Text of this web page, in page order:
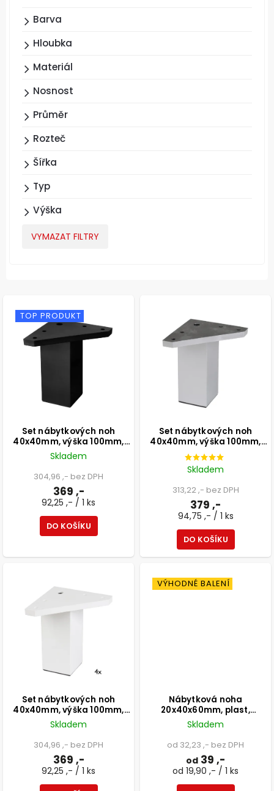
Barva
Hloubka
Materiál
Nosnost
Průměr
Rozteč
Šířka
Typ
Výška
VYMAZAT FILTRY
TOP PRODUKT
Set nábytkových noh
40x40mm, výška 100mm,
černé, 4ks
Skladem
304,96 ,- bez DPH
369 ,-
92,25 ,- / 1 ks
DO KOŠÍKU
Set nábytkových noh
40x40mm, výška 100mm,
aluminium, 4ks
Skladem
313,22 ,- bez DPH
379 ,-
94,75 ,- / 1 ks
DO KOŠÍKU
Set nábytkových noh
40x40mm, výška 100mm,
bílá, 4ks
Skladem
304,96 ,- bez DPH
369 ,-
92,25 ,- / 1 ks
VÝHODNÉ BALENÍ
Nábytková noha
20x40x60mm, plast,
stříbrná
Skladem
od 32,23 ,- bez DPH
od 39 ,-
od 19,90 ,- / 1 ks